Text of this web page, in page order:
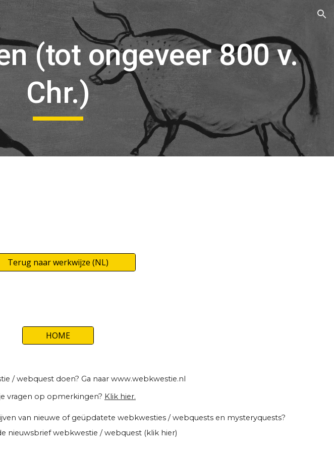
Skip to navigation
(tot ongeveer 800 v.
Chr.)
Terug naar werkwijze (NL)
HOME
/ webquest doen? Ga naar www.webkwestie.nl
vragen op opmerkingen? Klik hier.
van nieuwe of geüpdatete webkwesties / webquests en mysteryquests?
nieuwsbrief webkwestie / webquest (klik hier)